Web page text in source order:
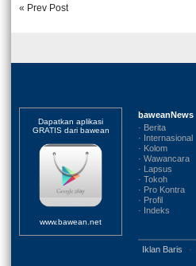
« Prev Post
Dapatkan aplikasi
GRATIS dari bawean
www.bawean.net
baweanNews
· Berita
· Internasional
· Kolom
· Wawancara
· Lapsus
· Tokoh
· Pro Kontra
· Profil
· Indeks
Iklan Baris ·